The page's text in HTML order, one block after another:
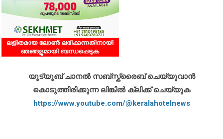
യൂട്യൂബ് ചാനൽ സബ്സ്ക്രൈബ് ചെയ്യുവാൻ
കൊടുത്തിരിക്കുന്ന ലിങ്കിൽ ക്ലിക്ക് ചെയ്യുക
https://www.youtube.com/@keralahotelnews